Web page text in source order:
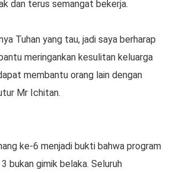
dan terus semangat bekerja.
Tuhan yang tau, jadi saya berharap
meringankan kesulitan keluarga
membantu orang lain dengan
Mr Ichitan.
ke-6 menjadi bukti bahwa program
bukan gimik belaka. Seluruh